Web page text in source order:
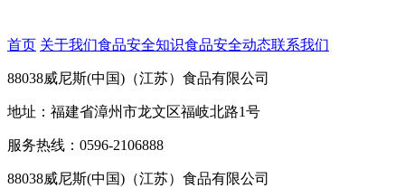
首页 关于我们食品安全知识食品安全动态联系我们
88038威尼斯(中国)（江苏）食品有限公司
地址：福建省漳州市龙文区福岐北路1号
服务热线：0596-2106888
88038威尼斯(中国)（江苏）食品有限公司